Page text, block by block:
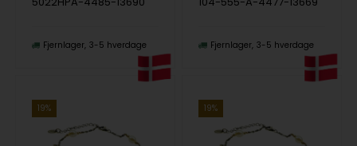
Fjernlager 3-5 hverdage Fjernlager 3-5 hverdage
19% 19%